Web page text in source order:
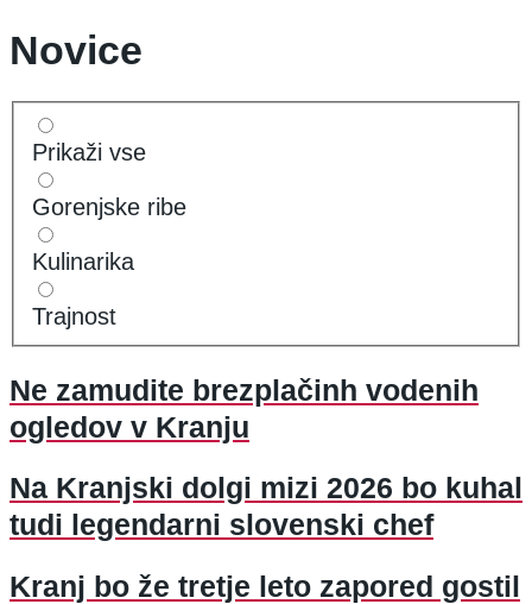
Novice
Prikaži vse
Gorenjske ribe
Kulinarika
Trajnost
Ne zamudite brezplačinh vodenih
ogledov v Kranju
Na Kranjski dolgi mizi 2026 bo kuhal
tudi legendarni slovenski chef
Kranj bo že tretje leto zapored gostil